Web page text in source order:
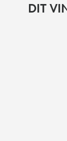
DIT